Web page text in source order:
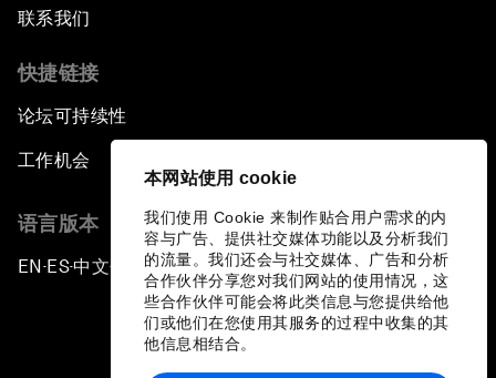
本网站使用 cookie
我们使用 Cookie 来制作贴合用户需求的内
容与广告、提供社交媒体功能以及分析我们
的流量。我们还会与社交媒体、广告和分析
合作伙伴分享您对我们网站的使用情况，这
些合作伙伴可能会将此类信息与您提供给他
们或他们在您使用其服务的过程中收集的其
他信息相结合。
联系我们
快捷链接
论坛可持续性
工作机会
语言版本
EN ▪ ES▪中文▪ 日本語